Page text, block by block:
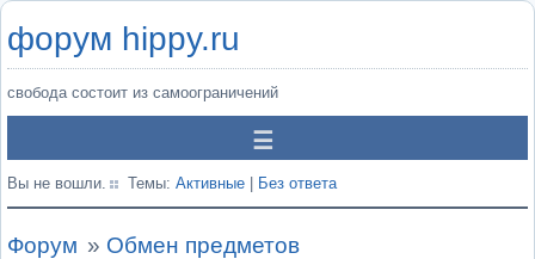
форум hippy.ru
свобода состоит из самоограничений
Вы не вошли. Темы: Активные Без ответа
Форум » Обмен предметов